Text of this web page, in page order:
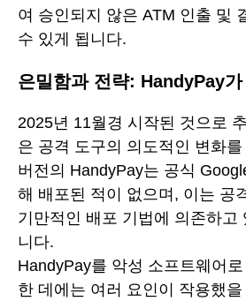
여 승인되지 않은 ATM 인출 및
수 있게 됩니다.
은밀함과 전략: HandyPay
2025년 11월경 시작된 것으로
은 공격 도구의 의도적인 변화
버전의 HandyPay는 공식
해 배포된 적이 없으며, 이는 공
기만적인 배포 기법에 의존하고
니다.
HandyPay를 악성 소프트웨어
한 데에는 여러 요인이 작용했